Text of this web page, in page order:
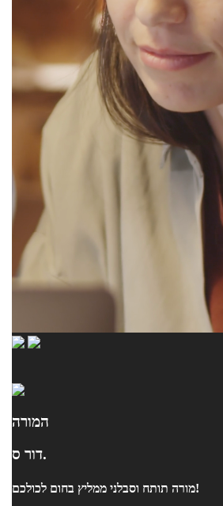
המורה
דור ס.
מורה תותח וסבלני ממליץ בחום לכולכם!